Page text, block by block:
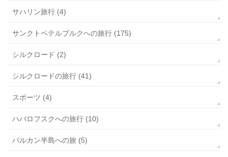
サハリン旅行 (4)
サンクトペテルブルクへの旅行 (175)
シルクロード (2)
シルクロードの旅行 (41)
スポーツ (4)
ハバロフスクへの旅行 (10)
バルカン半島への旅 (5)